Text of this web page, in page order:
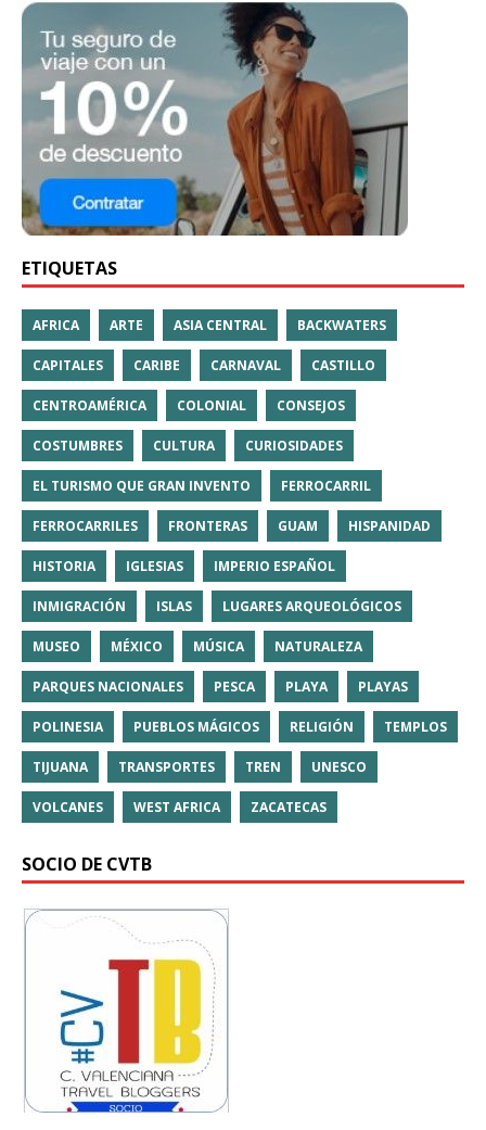
ETIQUETAS
AFRICA ARTE ASIA CENTRAL BACKWATERS
CAPITALES CARIBE CARNAVAL CASTILLO
CENTROAMÉRICA COLONIAL CONSEJOS
COSTUMBRES CULTURA CURIOSIDADES
EL TURISMO QUE GRAN INVENTO FERROCARRIL
FERROCARRILES FRONTERAS GUAM HISPANIDAD
HISTORIA IGLESIAS IMPERIO ESPAÑOL
INMIGRACIÓN ISLAS LUGARES ARQUEOLÓGICOS
MUSEO MÉXICO MÚSICA NATURALEZA
PARQUES NACIONALES PESCA PLAYA PLAYAS
POLINESIA PUEBLOS MÁGICOS RELIGIÓN TEMPLOS
TIJUANA TRANSPORTES TREN UNESCO
VOLCANES WEST AFRICA ZACATECAS
SOCIO DE CVTB